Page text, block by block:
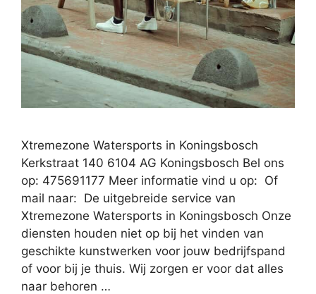
Xtremezone Watersports in Koningsbosch
Kerkstraat 140 6104 AG Koningsbosch Bel ons
op: 475691177 Meer informatie vind u op: Of
mail naar: De uitgebreide service van
Xtremezone Watersports in Koningsbosch Onze
diensten houden niet op bij het vinden van
geschikte kunstwerken voor jouw bedrijfspand
of voor bij je thuis. Wij zorgen er voor dat alles
naar behoren …